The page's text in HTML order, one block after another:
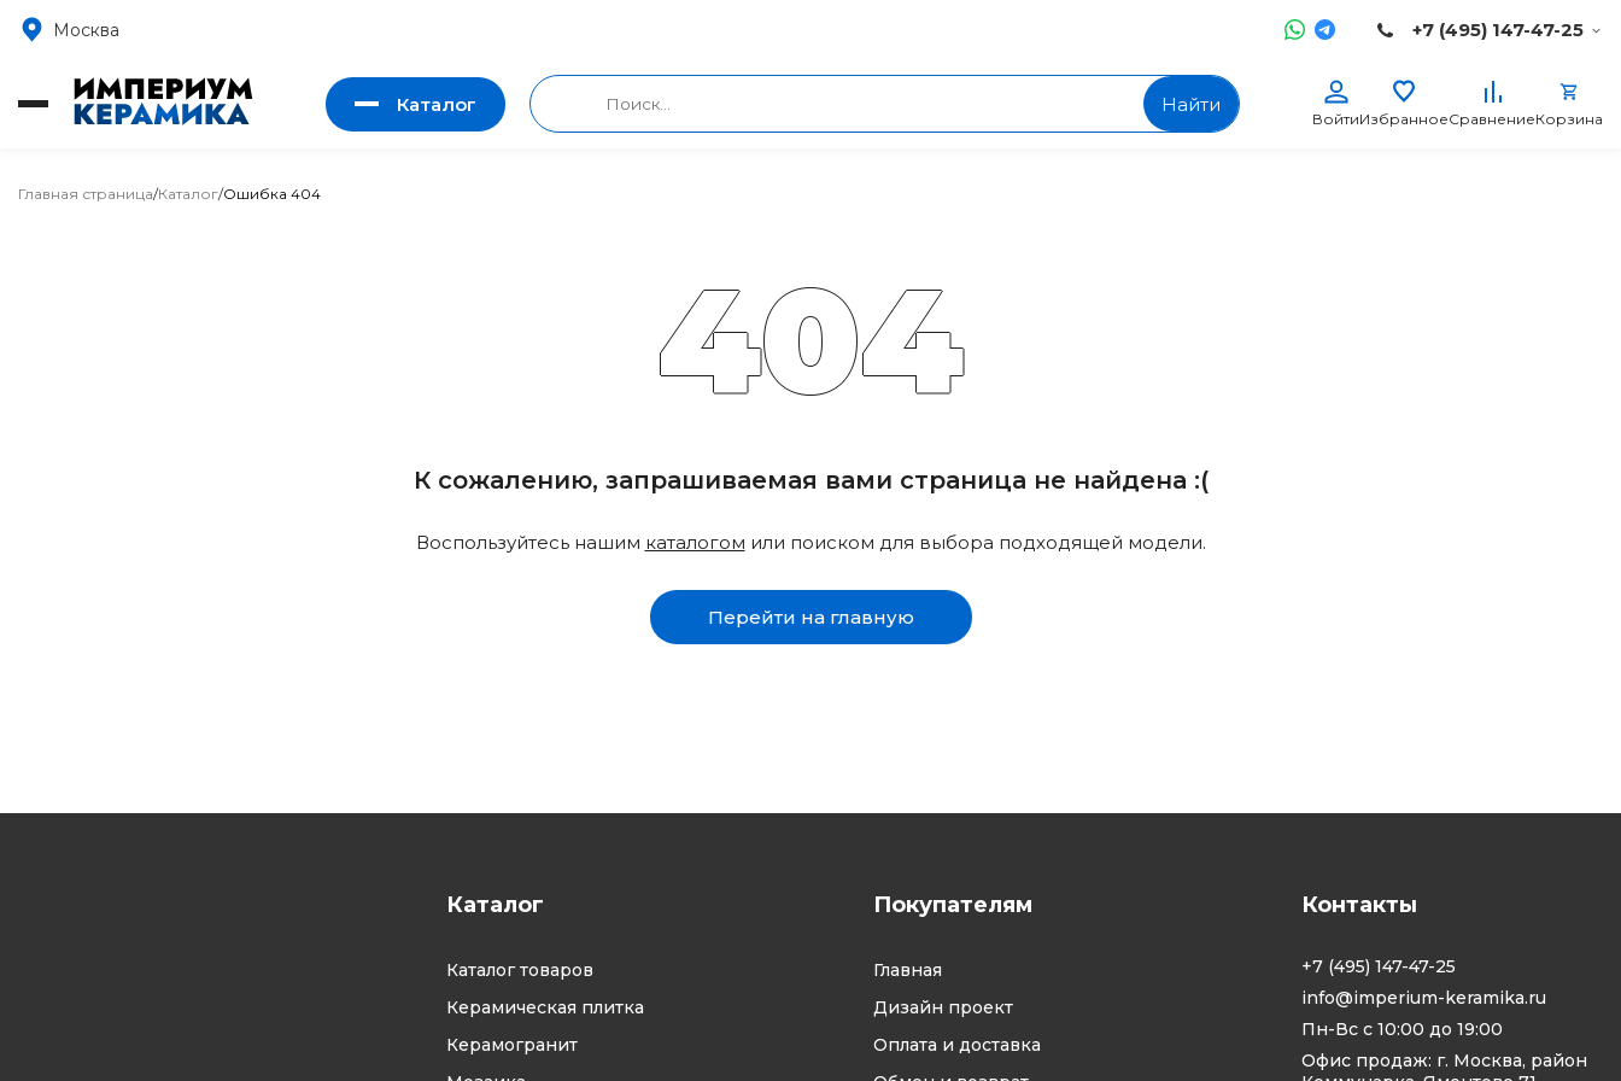
Москва +7 (495) 147-47-25
Каталог Найти
ВойтиИзбранноеСравнениеКорзина
Главная страница/Каталог/Ошибка 404
404
К сожалению, запрашиваемая вами страница не найдена :(
Воспользуйтесь нашим каталогом или поиском для выбора подходящей модели.
Перейти на главную
Каталог
Каталог товаров
Керамическая плитка
Керамогранит
Покупателям
Главная
Дизайн проект
Оплата и доставка
Контакты
+7 (495) 147-47-25
info@imperium-keramika.ru
Пн-Вс с 10:00 до 19:00
Офис продаж: г. Москва, район